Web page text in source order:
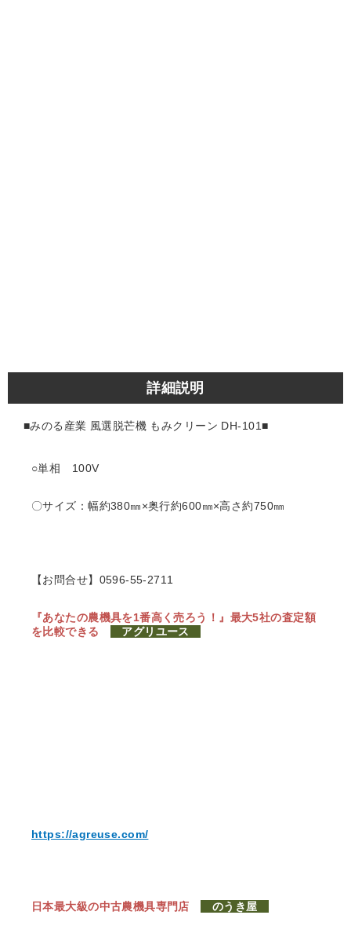
詳細説明
■みのる産業 風選脱芒機 もみクリーン DH-101■
○単相 100V
〇サイズ：幅約380㎜×奥行約600㎜×高さ約750㎜
【お問合せ】0596-55-2711
『あなたの農機具を1番高く売ろう！』 最大5社の査定額
を比較できる
アグリユース
https://agreuse.com/
日本最大級の中古農機具専門店 のうき屋